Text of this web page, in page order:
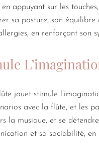
appuyant sur les
sa posture, son équilibre
en renforçant son
jouet stimule
avec la flûte, et les
la musique, et se
et sa sociabilité, en